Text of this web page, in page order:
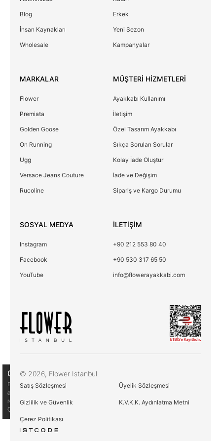
Blog
İnsan Kaynakları
Wholesale
Erkek
Yeni Sezon
Kampanyalar
MARKALAR
Flower
Premiata
Golden Goose
On Running
Ugg
Versace Jeans Couture
Rucoline
MÜŞTERİ HİZMETLERİ
Ayakkabı Kullanımı
İletişim
Özel Tasarım Ayakkabı
Sıkça Sorulan Sorular
Kolay İade Oluştur
İade ve Değişim
Sipariş ve Kargo Durumu
SOSYAL MEDYA
Instagram
Facebook
YouTube
İLETİŞİM
+90 212 553 80 40
+90 530 317 65 50
info@flowerayakkabi.com
© 2026, Flower Istanbul.
Satış Sözleşmesi Üyelik Sözleşmesi
Gizlilik ve Güvenlik K.V.K.K. Aydınlatma Metni
Çerez Politikası
Çerez Kullanımı
Birinci ve üçüncü kişi çerezlerini analiz amacıyla,
alışkanlarınıza ve profilinize bağlı olarak tercihlerinizle bağlantılı
reklamlar göstermek için kullanıyoruz. Daha fazla bilgi için
Çerez Politikamıza göz atın